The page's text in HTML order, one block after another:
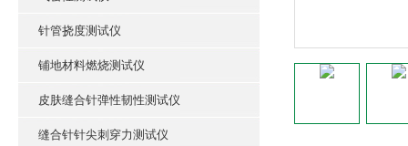
针管挠度测试仪
铺地材料燃烧测试仪
皮肤缝合针弹性韧性测试仪
缝合针针尖刺穿力测试仪